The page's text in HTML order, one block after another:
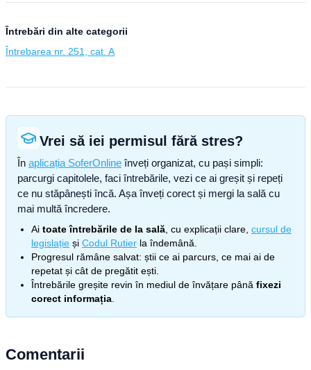
Întrebări din alte categorii
Întrebarea nr. 251, cat. A
Vrei să iei permisul fără stres?
În aplicația SoferOnline înveți organizat, cu pași simpli:
parcurgi capitolele, faci întrebările, vezi ce ai greșit și repeți
ce nu stăpânești încă. Așa înveți corect și mergi la sală cu
mai multă încredere.
Ai toate întrebările de la sală , cu explicații clare, cursul de
legislație și Codul Rutier la îndemână.
Progresul rămâne salvat: știi ce ai parcurs, ce mai ai de
repetat și cât de pregătit ești.
Întrebările greșite revin în mediul de învățare până fixezi
corect informația
Comentarii